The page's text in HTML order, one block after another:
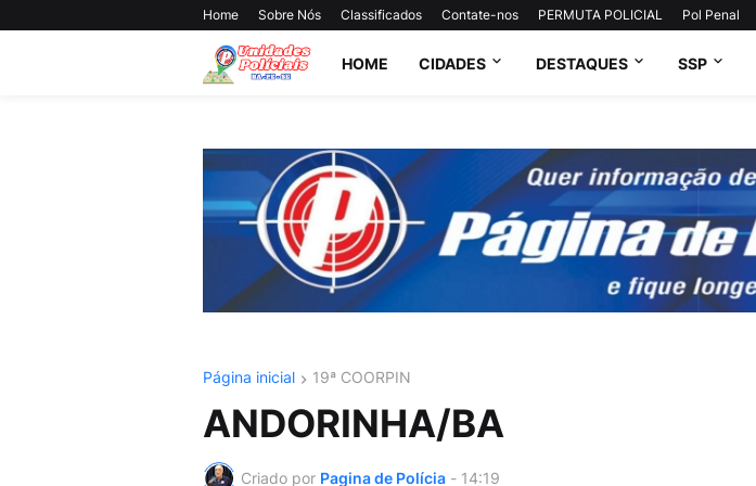
Home Sobre Nós Classificados Contate-nos PERMUTA POLICIAL Pol Penal
HOME CIDADES DESTAQUES SSP
Página inicial 19ª COORPIN
ANDORINHA/BA
Criado por Pagina de Polícia - 14:19